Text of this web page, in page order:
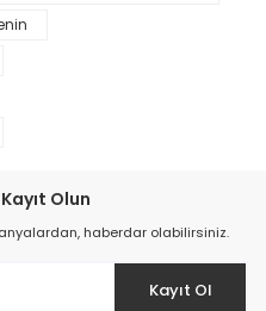
Olun
haberdar olabilirsiniz.
Kayıt Ol